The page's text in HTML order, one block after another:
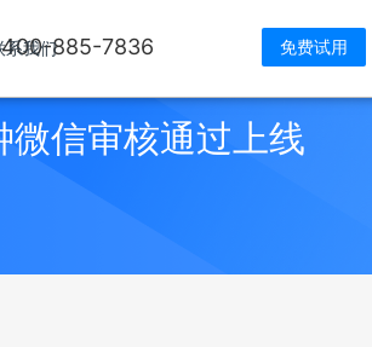
400-885-7836 免费试用
系我们
信审核通过上线